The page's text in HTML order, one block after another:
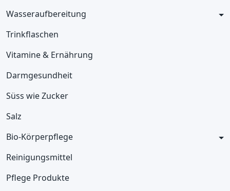
Wasseraufbereitung
Trinkflaschen
Vitamine & Ernährung
Darmgesundheit
Süss wie Zucker
Salz
Bio-Körperpflege
Reinigungsmittel
Pflege Produkte